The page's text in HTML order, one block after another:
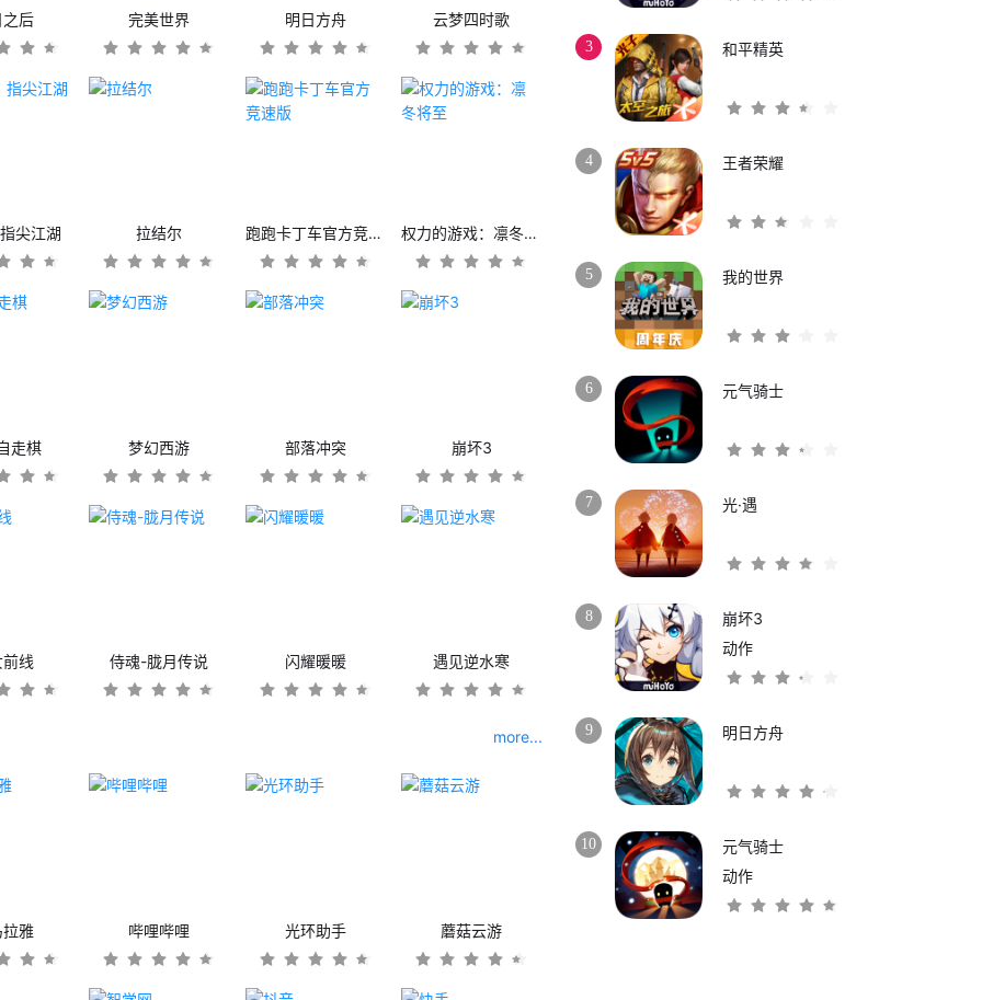
后 完美世界 明日方舟 云梦四时歌
尖江湖 拉结尔 跑跑卡丁车官方竞速版 权力的游戏：凛冬将至
走棋 梦幻西游 部落冲突 崩坏3
线 侍魂-胧月传说 闪耀暖暖 遇见逆水寒
more...
雅 哔哩哔哩 光环助手 蘑菇云游
3 和平精英
4 王者荣耀
5 我的世界
6 元气骑士
7 光·遇
8
崩坏3
动作
9 明日方舟
10
元气骑士
动作